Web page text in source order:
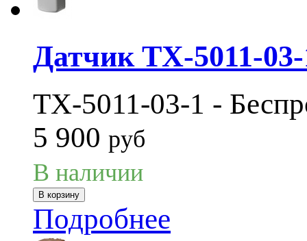
Датчик TX-5011-
TX-5011-03-1 -
5 900 руб
В наличии
Подробнее